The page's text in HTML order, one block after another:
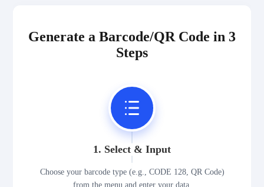
Generate a Barcode/QR Code in 3
Steps
1. Select & Input
Choose your barcode type (e.g., CODE 128, QR Code)
from the menu and enter your data.